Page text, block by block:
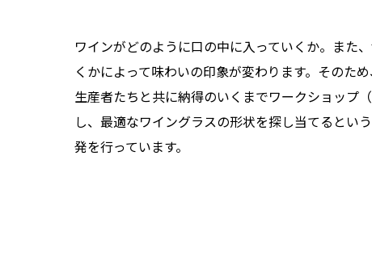
ワインがどのように口の中に入っていくか。また
くかによって味わいの印象が変わります。そのた
生産者たちと共に納得のいくまでワークショップ
し、最適なワイングラスの形状を探し当てるとい
発を行っています。